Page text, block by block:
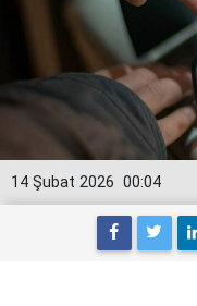
00:04
14 Şubat 2026